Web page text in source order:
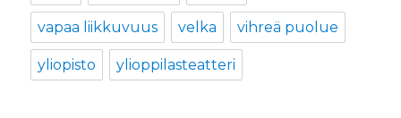
vapaa liikkuvuus velka vihreä puolue
yliopisto ylioppilasteatteri